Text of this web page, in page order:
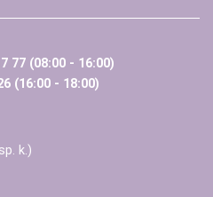
77 (08:00 - 16:00)
(16:00 - 18:00)
k.)